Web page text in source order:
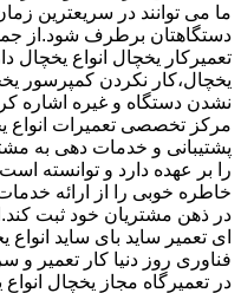
ما می توانند در سریعترین
دستگاهتان برطرف شود.از
تعمیرکار یخچال انواع یخچال
یخچال،کار نکردن کمپرسور
نشدن دستگاه و غیره اشاره
مرکز تخصصی تعمیرات
پشتیبانی و خدمات دهی به
را بر عهده دارد و توانسته
خاطره خوبی را از ارائه
در ذهن مشتریان خود ثبت
ای تعمیر ساید بای ساید
فناوری روز دنیا کار تعمیر و
در تعمیرگاه مجاز یخچال